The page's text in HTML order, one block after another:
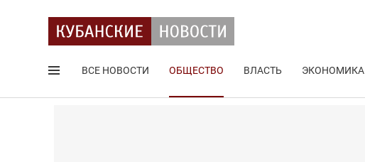
ВСЕ НОВОСТИ ОБЩЕСТВО ВЛАСТЬ ЭКОНОМИКА